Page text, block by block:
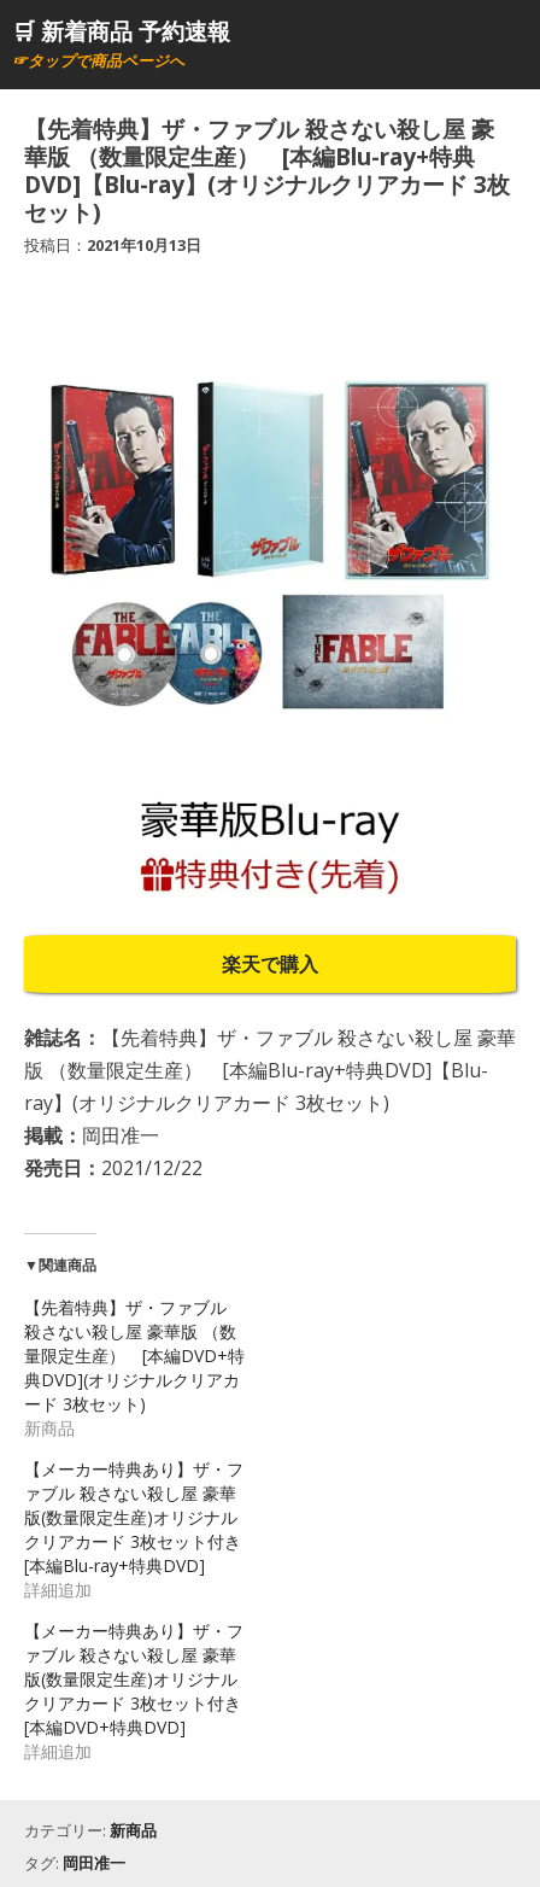
ン🛒 新着商品 予約速報
☞タップで商品ページへ
【先着特典】ザ・ファブル 殺さない殺し屋 豪
華版 （数量限定生産） [本編Blu-ray+特典
DVD]【Blu-ray】(オリジナルクリアカード 3枚
セット)
投稿日： 2021年10月13日
楽天で購入
雑誌名：
【先着特典】ザ・ファブル 殺さない殺し屋 豪華
版 （数量限定生産） [本編Blu-ray+特典DVD]【Blu-
ray】(オリジナルクリアカード 3枚セット)
掲載： 岡田准一
発売日： 2021/12/22
▼関連商品
【先着特典】ザ・ファブル
殺さない殺し屋 豪華版 （数
量限定生産） [本編DVD+特
典DVD](オリジナルクリアカ
ード 3枚セット)
新商品
【メーカー特典あり】ザ・フ
ァブル 殺さない殺し屋 豪華
版(数量限定生産)オリジナル
クリアカード 3枚セット付き
[本編Blu-ray+特典DVD]
詳細追加
【メーカー特典あり】ザ・フ
ァブル 殺さない殺し屋 豪華
版(数量限定生産)オリジナル
クリアカード 3枚セット付き
[本編DVD+特典DVD]
詳細追加
カテゴリー: 新商品
タグ: 岡田准一